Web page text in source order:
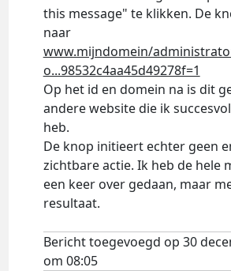
this message" te klikken. De
naar
www.mijndomein/
o...98532c4aa45d49278f=1
Op het id en domein na is dit
andere website die ik
heb.
De knop initieert echter geen
zichtbare actie. Ik heb de hele
een keer over gedaan, maar
resultaat.
Bericht toegevoegd op 30
om 08:05